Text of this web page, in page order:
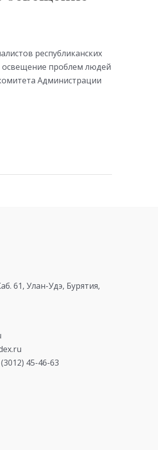
республиканских
освещение проблем людей
Администрации
61, Улан-Удэ, Бурятия,
45-46-63